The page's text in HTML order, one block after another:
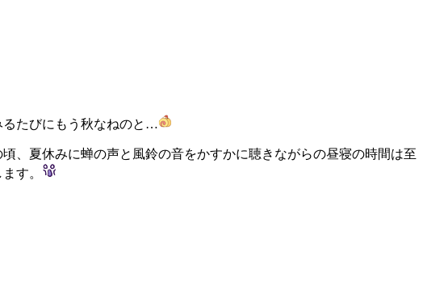
るたびにもう秋なねのと…
、夏休みに蝉の声と風鈴の音をかすかに聴きながらの昼寝の時間は至
す。